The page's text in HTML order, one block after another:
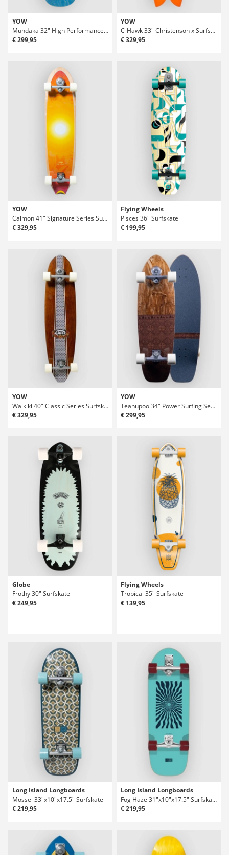
YOW
Mundaka 32" High Performance Series Surfskate
€ 299,95
YOW
C-Hawk 33" Christenson x Surfskate
€ 329,95
YOW
Calmon 41" Signature Series Surfskate
€ 329,95
Flying Wheels
Pisces 36" Surfskate
€ 199,95
YOW
Waikiki 40" Classic Series Surfskate
€ 329,95
YOW
Teahupoo 34" Power Surfing Series Surfskate
€ 299,95
Globe
Frothy 30" Surfskate
€ 249,95
Flying Wheels
Tropical 35" Surfskate
€ 139,95
Long Island Longboards
Mossel 33"x10"x17.5" Surfskate
€ 219,95
Long Island Longboards
Fog Haze 31"x10"x17.5" Surfskate
€ 219,95